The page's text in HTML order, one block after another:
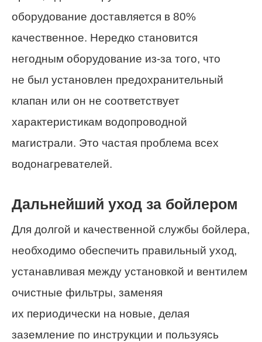
оборудование доставляется в 80%
качественное. Нередко становится
негодным оборудование из-за того, что
не был установлен предохранительный
клапан или он не соответствует
характеристикам водопроводной
магистрали. Это частая проблема всех
водонагревателей.
Дальнейший уход за бойлером
Для долгой и качественной службы бойлера,
необходимо обеспечить правильный уход,
устанавливая между установкой и вентилем
очистные фильтры, заменяя
их периодически на новые, делая
заземление по инструкции и пользуясь